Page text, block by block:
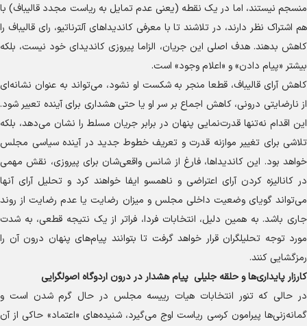
منسجم نیستند، اما در یک نقطه (یعنی عدم تمایل به ریاست مجدد قالیباف) با
هم اشتراک نظر دارند، در تلاشند تا با معرفی کاندیدا‌های آلترناتیو، رای قالیباف را
کاهش بدهند. هدف اصلی این جریان، الزاما پیروزی کاندیدای خود نیست، بلکه
بیشتر «پیام دادن» و «اعلام وجود» است.
کاهش آرای قالیباف، قطعا منجر به شکست او نشود، می‌تواند به عنوان نشانه‌ای
از نارضایتی درونی، کاهش اجماع بر سر او یا حتی هشداری برای آینده تعبیر شود.
این اقدام نه‌تنها قدرت‌نمایی پنهان در برابر جریان مسلط را نشان می‌دهد، بلکه
تلاشی برای تغییر موازنه قدرت و تعریف خطوط جدید در آینده سیاسی مجلس
خواهد بود. این کاندیداها، فارغ از شانس واقعی‌شان برای پیروزی، نقش مهمی
در کانالیزه کردن آرای اعتراضی و ناهمسو ایفا خواهند کرد و تحلیل آرای آنها
می‌تواند گویای وضعیت داخلی مجلس و میزان رضایت یا عدم رضایت از روند
جاری باشد. به همین دلیل، انتخابات فردا، فراتر از یک نتیجه قطعی، به شدت
مورد توجه تحلیلگران قرار خواهد گرفت تا بتوانند پیام‌های پنهان درون آن را
رمزگشایی کنند.
کارزار پایداری‌ها و حلقه جلیلی پیام هشدار در درون اردوگاه اصولگرایی
در حالی که تنور انتخابات هیات رییسه مجلس در حال گرم شدن است و
گمانه‌زنی‌ها پیرامون کرسی ریاست اوج می‌گیرد، شنیده‌های «اعتماد» حاکی از آن